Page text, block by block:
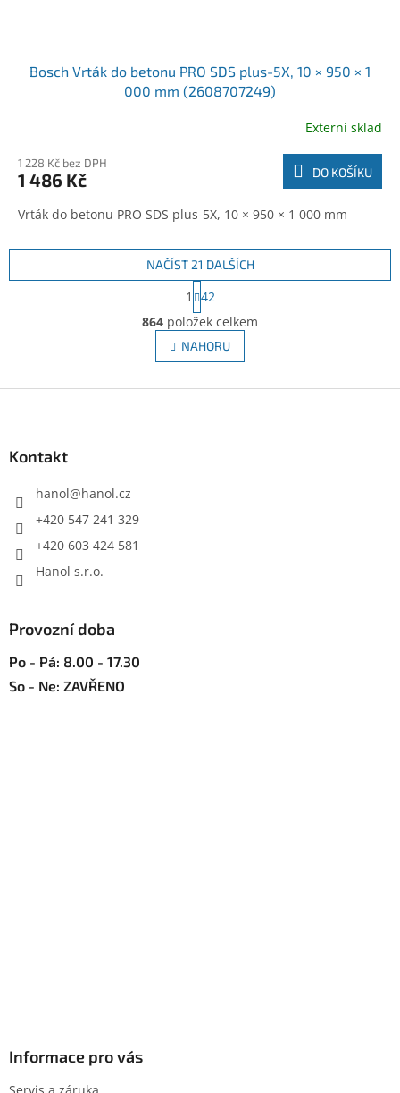
Bosch Vrták do betonu PRO SDS plus-5X, 10 × 950 × 1
000 mm (2608707249)
Externí sklad
1 228 Kč bez DPH
1 486 Kč DO KOŠÍKU
Vrták do betonu PRO SDS plus-5X, 10 × 950 × 1 000 mm
O
v
l
á
NAČÍST 21 DALŠÍCH
S
t
r
á
n
k
v
1
42
864 položek celkem
NAHORU
Kontakt
hanol@hanol.cz
+420 547 241 329
+420 603 424 581
Hanol s.r.o.
Provozní doba
Po - Pá: 8.00 - 17.30
So - Ne: ZAVŘENO
Informace pro vás